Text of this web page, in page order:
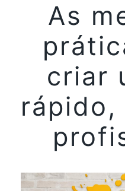
As
criar
rápido,